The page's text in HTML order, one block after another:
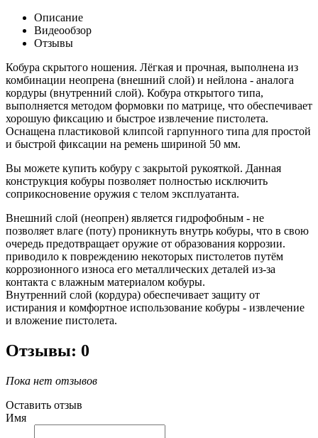
Описание
Видеообзор
Отзывы
Кобура скрытого ношения. Лёгкая и прочная, выполнена из
комбинации неопрена (внешний слой) и нейлона - аналога
кордуры (внутренний слой). Кобура открытого типа,
выполняется методом формовки по матрице, что обеспечивает
хорошую фиксацию и быстрое извлечение пистолета.
Оснащена пластиковой клипсой гарпунного типа для простой
и быстрой фиксации на ремень шириной 50 мм.
Вы можете купить кобуру с закрытой рукояткой. Данная
конструкция кобуры позволяет полностью исключить
соприкосновение оружия с телом эксплуатанта.
Внешний слой (неопрен) является гидрофобным - не
позволяет влаге (поту) проникнуть внутрь кобуры, что в свою
очередь предотвращает оружие от образования коррозии.
приводило к повреждению некоторых пистолетов путём
коррозионного износа его металлических деталей из-за
контакта с влажным материалом кобуры.
Внутренний слой (кордура) обеспечивает защиту от
истирания и комфортное использование кобуры - извлечение
и вложение пистолета.
Отзывы: 0
Пока нет отзывов
Оставить отзыв
Имя